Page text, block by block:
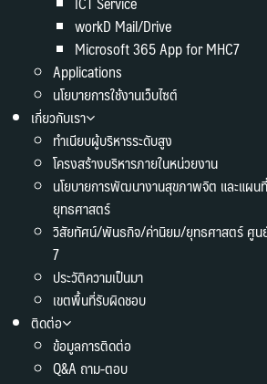
workD Mail/Drive
Microsoft 365 App for MHC7
Applications
นโยบายการใช้งานเว็บไซต์
เกี่ยวกับเรา
ทำเนียบผู้บริหารระดับสูง
โครงสร้างบริหารภายในหน่วยงาน
นโยบายการพัฒนางานสุขภาพจิต และแผน
ยุทธศาสตร์
วิสัยทัศน์/พันธกิจ/ค่านิยม/ยุทธศาสตร์ ศู
7
ประวัติความเป็นมา
เขตพื้นที่รับผิดชอบ
ติดต่อ
ข้อมูลการติดต่อ
Q&A ถาม-ตอบ